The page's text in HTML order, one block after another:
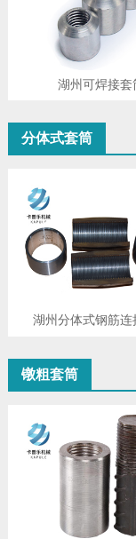
湖州可焊接套
分体式套筒
湖州分体式钢筋连
镦粗套筒